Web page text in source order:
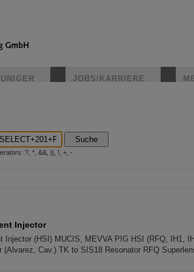
JOBS/KARRIERE
Suche
?, *, &&, ||, !, +, -
Injector
Injector (HSI) MUCIS, MEVVA PIG HSI (RFQ, IH1,
(Alvarez, Cav.) TK to SIS18 Resonator RFQ